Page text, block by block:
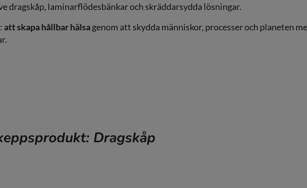
dragskåp, laminarflödesbänkar och skräddarsydda lösningar.
att skapa hållbar hälsagenom att skydda människor, processer och planeten
Dragskåp